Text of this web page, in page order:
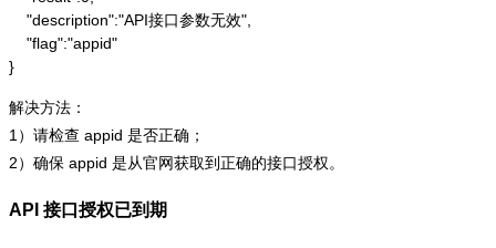
    "description":"API接口参数无效",
    "flag":"appid"
}
解决方法：
1）请检查 appid 是否正确；
2）确保 appid 是从官网获取到正确的接口授权。
API 接口授权已到期